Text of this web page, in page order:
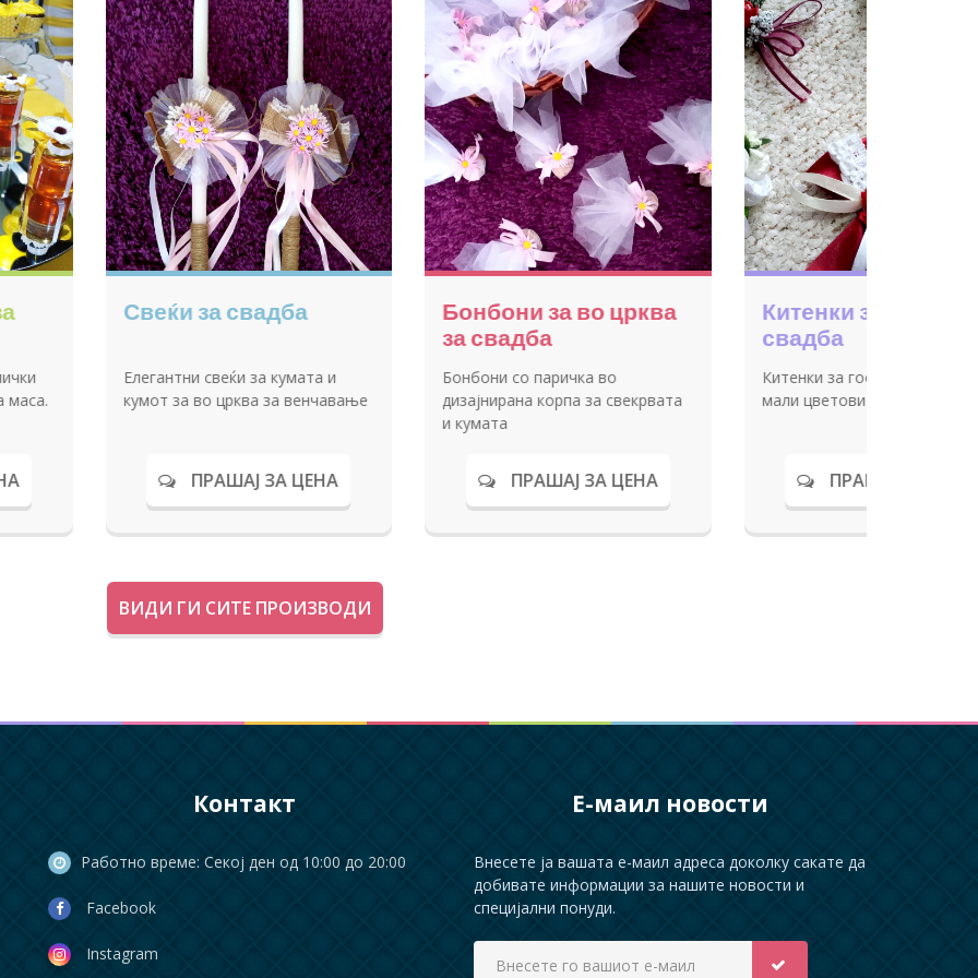
на
со
Теглички со бонбони
Теглички со бонбони кои ги дава
невестата при делење на
ПРАШАЈ ЗА ЦЕНА
Китенки во форма на
цвеќе
Китенки за свадба
ПРАШАЈ ЗА ЦЕНА
кутија со вино
Подарок за паматење.
Изненадете ги вашите
натпис по ваш избор.
ПРАШАЈ ЗА
ВИДИ ГИ СИТЕ ПРОИЗВОДИ
Контакт
Работно време: Секој ден од 10:00 до 20:00
Facebook
Instagram
Е-маил новости
Внесете ја вашата е-маил адреса доколку сакате да
добивате информации за нашите новости и
специјални понуди.